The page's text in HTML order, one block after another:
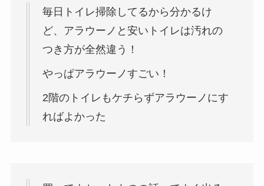
毎日トイレ掃除してるから分かるけ
ど、アラウーノと安いトイレは汚れの
つき方が全然違う！
やっぱアラウーノすごい！
2階のトイレもケチらずアラウーノにす
ればよかった